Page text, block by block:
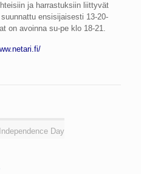
ja harrastuksiin liittyvät
ensisijaisesti 13-20-
on avoinna su-pe klo 18-21.
Day